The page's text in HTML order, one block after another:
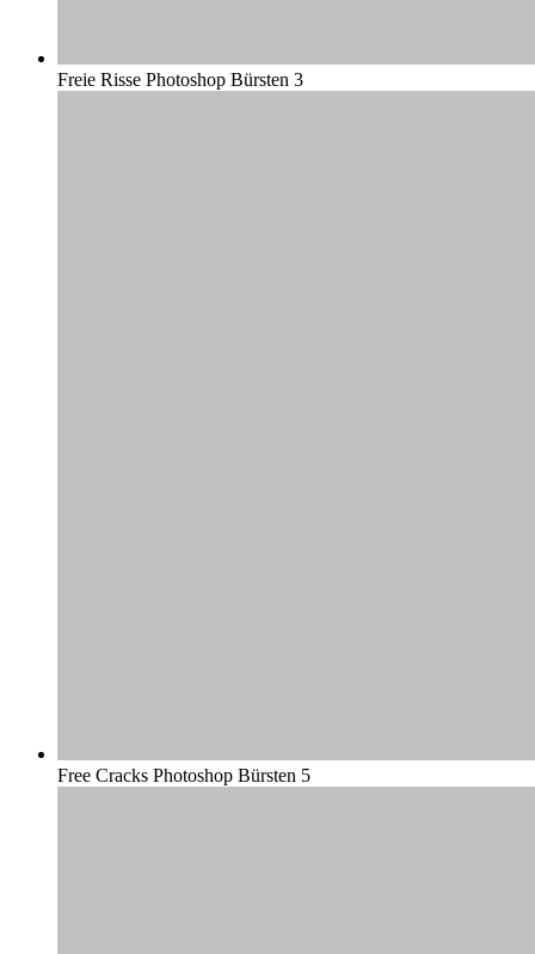
Freie Risse Photoshop Bürsten 3
Free Cracks Photoshop Bürsten 5